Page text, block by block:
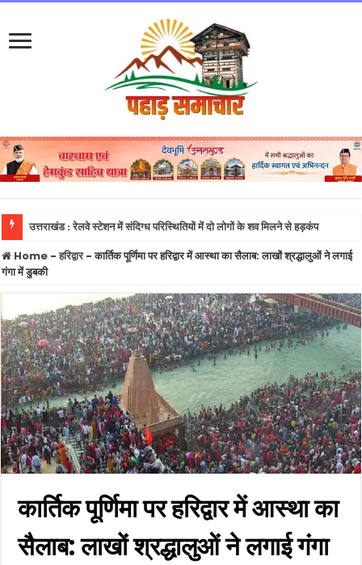
फुकेट-दिल्ल
Home - हरिद्वार- कार्तिक पूर्णिमा पर हरिद्वार में आस्था का सैलाब: लाखों श्रद्धालुओं ने लगाई
गंगा में डुबकी
कार्तिक पूर्णिमा पर हरिद्वार में आस्था का
सैलाब: लाखों श्रद्धालुओं ने लगाई गंगा